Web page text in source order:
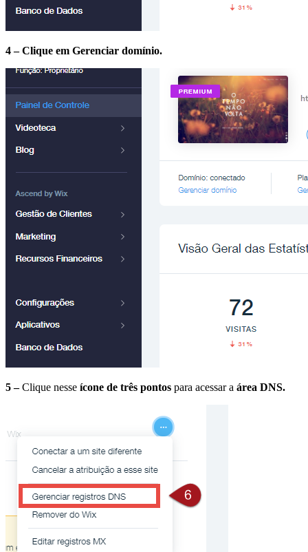
4 – Clique em Gerenciar domínio.
5 –Clique nesse ícone de três pontos para acessar a área DNS.